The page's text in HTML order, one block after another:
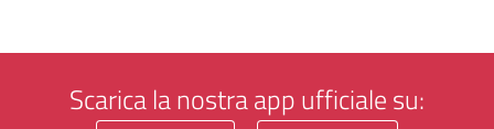
Scarica la nostra app ufficiale su: